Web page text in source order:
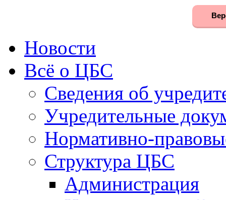
Новости
Всё о ЦБС
Сведения об
Учредительные
Нормативно-
Структура ЦБС
Администрация